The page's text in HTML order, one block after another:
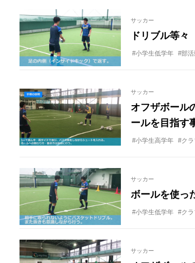
サッカー
ドリブル等々
#小学生低学年 #部
サッカー
オフザボール
ールを目指す
#小学生高学年 #ク
サッカー
ボールを使っ
#小学生低学年 #ク
サッカー